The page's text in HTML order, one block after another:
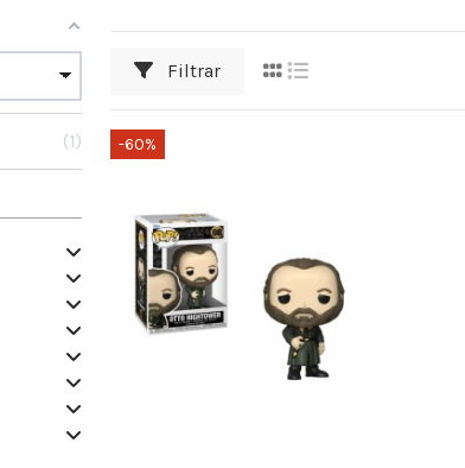
Filtrar
-60%
1